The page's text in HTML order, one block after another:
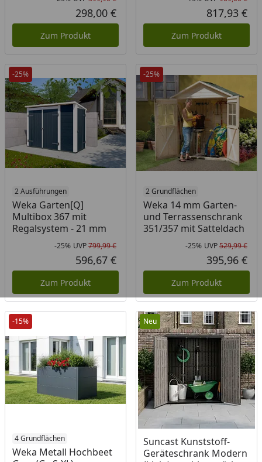
Rabatt in Prozent
Ursprünglicher Preis
Aktueller Preis
298,00 €
Zum Produkt
817,93 €
Zum Produkt
-25%
2 Ausführungen
Weka Garten[Q]
Multibox 367 mit
Regalsystem - 21 mm
Rabatt in Prozent
-25%
Ursprünglicher Preis
UVP799,99 €
Aktueller Preis
596,67 €
Zum Produkt
-25%
2 Grundflächen
Weka 14 mm Garten-
und Terrassenschrank
351/357 mit Satteldach
-25% UVP529,99 €
395,96 €
Zum Produkt
-15%
4 Grundflächen
Weka Metall Hochbeet
Neu
Suncast Kunststoff-
Geräteschrank Modern